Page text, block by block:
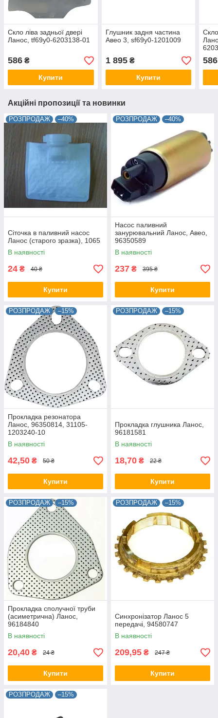
Скло ліва задньої двері
Ланос, tf69y0-6203138-01
586 ₴
Купити
Глушник задня частина
Авео 3, sf69y0-1201009
1 895₴
Купити
586
Акційні пропозиції та новинки
РОЗПРОДАЖ –40%
Сіточка в паливний насос
Ланос (старого зразка), 1065
В наявності
24 ₴ 40 ₴
Купити
РОЗПРОДАЖ –40%
Насос паливний
занурювальний Ланос, Авео,
96350589
В наявності
237 ₴ 395 ₴
Купити
РОЗПРОДАЖ –15%
Прокладка резонатора
Ланос, 96350814, 31105-
1203240-10
В наявності
42,50 ₴ 50 ₴
Купити
РОЗПРОДАЖ –15%
Прокладка глушника Ланос,
96181581
В наявності
18,70 ₴ 22 ₴
Купити
РОЗПРОДАЖ –15%
Прокладка сполучної труби
(асиметрична) Ланос,
96184840
В наявності
20,40 ₴ 24 ₴
Купити
РОЗПРОДАЖ –15%
Синхронізатор Ланос 5
передачі, 94580747
В наявності
209,95 ₴ 247 ₴
Купити
РОЗПРОДАЖ –15%